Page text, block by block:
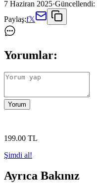
7 Haziran 2025·Güncellendi:
Paylaş:f𝕏
Yorumlar:
Yorum
199.00 TL
Şimdi al!
Ayrıca Bakınız